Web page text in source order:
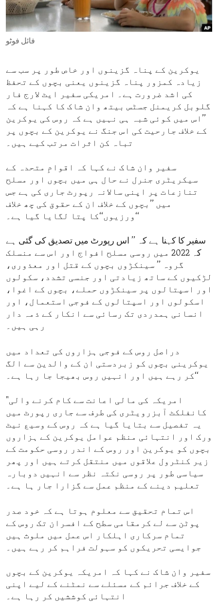
ENVIRONMENT AND HEALTH
IDEALS AND INSTITUTIONS
فائل فوٹو
یوکرین کے پناہ گزینوں اور خاص طور پر سب سے
زیادہ کمزور پناہ گزینوں یعنی بچوں کے تحفظ
کی اشد ضرورت ہے۔ امریکی سفیر ایٹ لارج فار
گلوبل کریمنل جسٹس بیتھ وان شاک کا کہنا ہے کہ
’’اس میں کوئی شبہ ہی نہیں ہے کہ روس کی یوکرین
کے خلاف جارحیت کی اس جنگ نے یوکرین کے بچوں پر
تباہ کن اثرات مرتب کیے ہیں۔
سفیر وان شاک نے کہا کہ اقوامِ متحدہ کے
سیکریٹری جنرل نے حال ہی میں بچوں اور مسلح
تنازعات پر اپنی سالانہ رپورٹ جاری کی ہے جس
میں ’’بچوں کے خلاف ان کے حقوق کی چھ خلاف
ورزیوں‘‘کا پتا لگایا گیا ہے۔‘‘
سفیر کا کہنا ہے کہ ’’ اس رپورٹ میں تصدیق کی گئی ہے
کہ 2022 میں روسی مسلح افواج اور اس سے منسلک
گروہ ’’ سینکڑوں بچوں کے قتل اور معذوری،
لڑکیوں کے ساتھ زیادتی اور جنسی تشدد، سکولوں
اور اسپتالوں پر سینکڑوں حملے، بچوں کے اغوا،
اسکولوں اور اسپتالوں کے فوجی استعمال، اور
انسانی ہمدردی تک رسائی سے انکار کے ذمہ دار
رہی ہیں۔
دراصل روس کے فوجی ہزاروں کی تعداد میں
یوکرینی بچوں کو زبردستی ان کے والدین سے الگ
کر رہے ہیں اور انہیں روس بھیجا جا رہا ہے۔‘‘
"امریکہ کی مالی اعانت سے کام کرنے والی
کانفلکٹ آبزرویٹری کی طرف سے جاری رپورٹ میں
یہ تفصیل سے بتایا گیا ہے کہ روس کے وسیع نیٹ
ورک اور انتہائی منظم عوامل یوکرین کے ہزاروں
بچوں کو یوکرین اور روس کے اندر روسی حکومت کے
زیر کنٹرول علاقوں میں منتقل کرتے ہیں اور پھر
سیاسی طور پر روسی نکتہ نظر سے انہیں دوبارہ
تعلیم دینے کے منظم عمل سے گزارا جار ہا ہے۔
اس تمام تحقیق سے معلوم ہوتا ہے کہ خود صدر
پوٹن سے لے کرمقامی سطح کے افسران تک روس کے
تمام سرکاری اہلکار اس عمل میں ملوث ہیں
جوایسی تحریکوں کو سہولت فراہم کر رہے ہیں۔
سفیر وان شاک نے کہا کہ امریکہ یوکرین کے بچوں
کے خلاف جرائم کے مسئلے سے نمٹنے کے لیے اپنی
انتہائی کوششیں کر رہا ہے۔